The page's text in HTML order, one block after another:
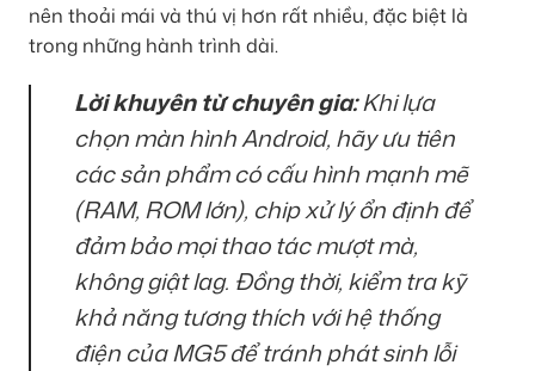
nên thoải mái và thú vị hơn rất nhiều, đặc biệt là
trong những hành trình dài.
Lời khuyên từ chuyên gia:Khi lựa
chọn màn hình Android, hãy ưu tiên
các sản phẩm có cấu hình mạnh mẽ
(RAM, ROM lớn), chip xử lý ổn định để
đảm bảo mọi thao tác mượt mà,
không giật lag. Đồng thời, kiểm tra kỹ
khả năng tương thích với hệ thống
điện của MG5 để tránh phát sinh lỗi